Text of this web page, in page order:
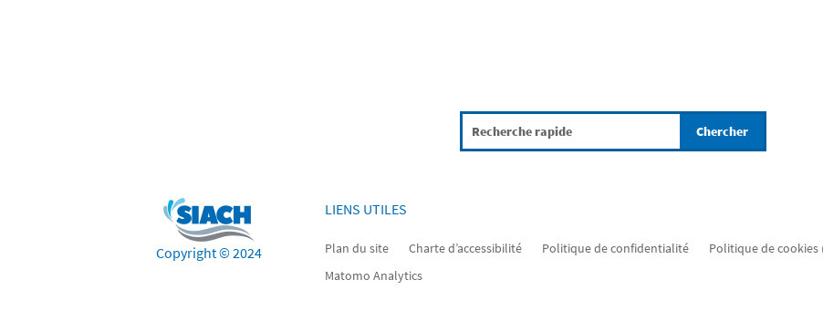
Copyright © 2024
LIENS UTILES
Plan du site Charte d’accessibilité Politique de confidentialité
Politique de cookies
Matomo Analytics